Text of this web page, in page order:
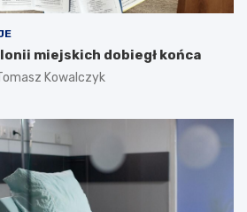
miejskich dobiegł końca
Kowalczyk